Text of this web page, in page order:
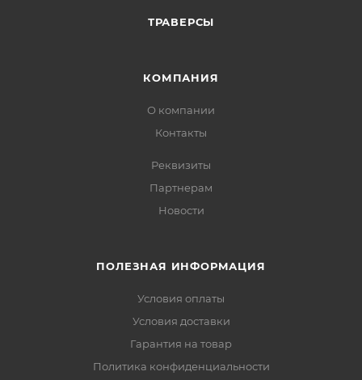
ТРАВЕРСЫ
КОМПАНИЯ
О компании
Контакты
Реквизиты
Партнерам
Новости
ПОЛЕЗНАЯ ИНФОРМАЦИЯ
Условия оплаты
Условия доставки
Гарантия на товар
Политика конфиденциальности